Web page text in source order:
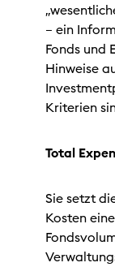
– ein
Fonds und
Hinweise
Kriterien
Total
Sie setzt
Kosten